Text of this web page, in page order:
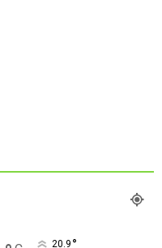
20.9 °